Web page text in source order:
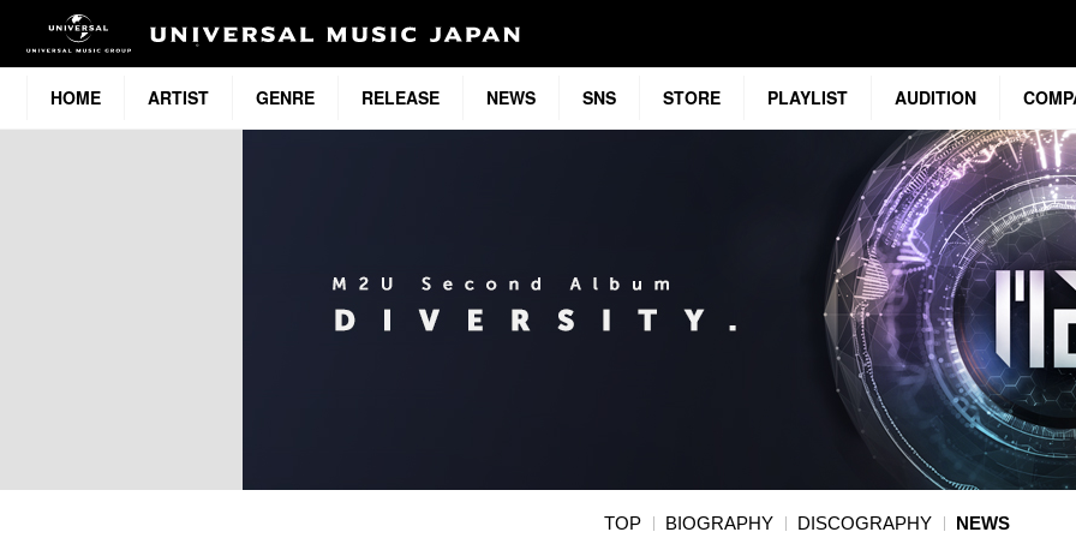
HOME ARTIST GENRE RELEASE NEWS SNS STORE PLAYLIST AUDITION
TOP BIOGRAPHY DISCOGRAPHY NEWS